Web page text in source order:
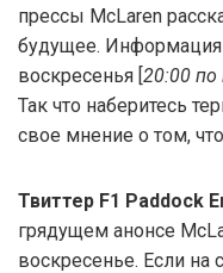
прессы McLaren
будущее. Информация
воскресенья [20:00 по
Так что наберитесь
свое мнение о том,
Твиттер F1 Paddock
грядущем анонсе
воскресенье. Если на